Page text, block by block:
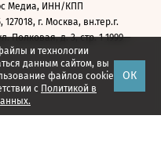
и технологии
данным сайтом, вы
файлов cookie
с Политикой в
ОК
Медиа, ИНН/КПП
127018, г. Москва, вн.тер.г.
Полковая, д. 3, стр. 1 1999—